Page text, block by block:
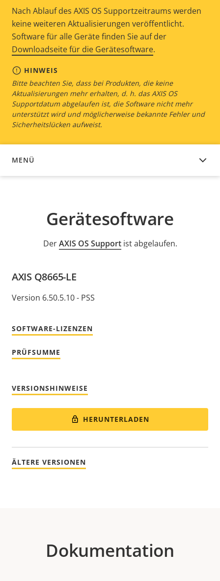
Nach Ablauf des AXIS OS Supportzeitraums werden
keine weiteren Aktualisierungen veröffentlicht.
Software für alle Geräte finden Sie auf der
Downloadseite für die Gerätesoftware.
HINWEIS
Bitte beachten Sie, dass bei Produkten, die keine
Aktualisierungen mehr erhalten, d. h. das AXIS OS
Supportdatum abgelaufen ist, die Software nicht mehr
unterstützt wird und möglicherweise bekannte Fehler und
Sicherheitslücken aufweist.
MENÜ
GERÄTESOFTWARE
Gerätesoftware
DerAXIS OS Supportist abgelaufen.
AXIS Q8665-LE
Version 6.50.5.10 - PSS
SOFTWARE-LIZENZEN
PRÜFSUMME
VERSIONSHINWEISE
HERUNTERLADEN
ÄLTERE VERSIONEN
Dokumentation